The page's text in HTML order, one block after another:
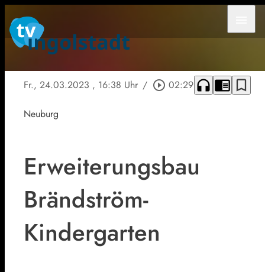
Fr., 24.03.2023 , 16:38 Uhr / play_circle_outline 02:29 headphones chrome_reader_mode bookmark_border
Neuburg
Erweiterungsbau
Brändström-
Kindergarten